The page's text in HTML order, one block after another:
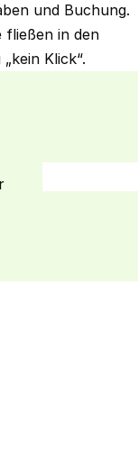
und Buchung.
fließen in den
Klick“.